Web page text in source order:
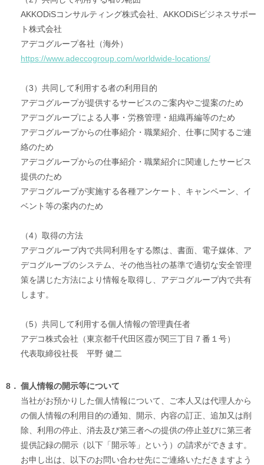
AKKODiSコンサルティング株式会社、AKKODiSビジネスサポー
ト株式会社
アデコグループ各社（海外）
https://www.adeccogroup.com/worldwide-locations/
（3） 共同して利用する者の利用目的
アデコグループが提供するサービスのご案内やご提案のため
アデコグループによる人事・労務管理・組織再編等のため
アデコグループからの仕事紹介・職業紹介、仕事に関するご連
絡のため
アデコグループからの仕事紹介・職業紹介に関連したサービス
提供のため
アデコグループが実施する各種アンケート、キャンペーン、イ
ベント等の案内のため
（4） 取得の方法
アデコグループ内で共同利用をする際は、書面、電子媒体、ア
デコグループのシステム、その他当社の基準で適切な安全管理
策を講じた方法により情報を取得し、アデコグループ内で共有
します。
（5） 共同して利用する個人情報の管理責任者
アデコ株式会社（東京都千代田区霞が関三丁目７番１号）
代表取締役社長 平野 健二
8． 個人情報の開示等について
当社がお預かりした個人情報について、ご本人又は代理人から
の個人情報の利用目的の通知、開示、内容の訂正、追加又は削
除、利用の停止、消去及び第三者への提供の停止並びに第三者
提供記録の開示（以下「開示等」という）の請求ができます。
お申し出は、以下のお問い合わせ先にご連絡いただきますよう